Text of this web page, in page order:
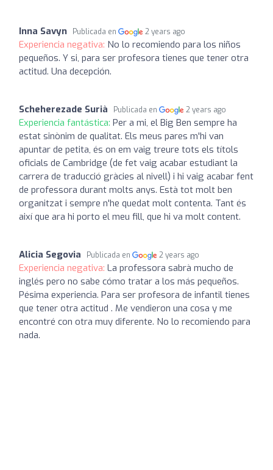
Inna Savyn Publicada en 2 years ago
Experiencia negativa: No lo recomiendo para los niños
pequeños. Y si, para ser profesora tienes que tener otra
actitud. Una decepción.
Scheherezade Surià Publicada en 2 years ago
Experiencia fantástica: Per a mi, el Big Ben sempre ha
estat sinònim de qualitat. Els meus pares m'hi van
apuntar de petita, és on em vaig treure tots els títols
oficials de Cambridge (de fet vaig acabar estudiant la
carrera de traducció gràcies al nivell) i hi vaig acabar fent
de professora durant molts anys. Està tot molt ben
organitzat i sempre n'he quedat molt contenta. Tant és
així que ara hi porto el meu fill, que hi va molt content.
Alicia Segovia Publicada en 2 years ago
Experiencia negativa: La professora sabrà mucho de
inglés pero no sabe cómo tratar a los más pequeños.
Pésima experiencia. Para ser profesora de infantil tienes
que tener otra actitud . Me vendieron una cosa y me
encontré con otra muy diferente. No lo recomiendo para
nada.